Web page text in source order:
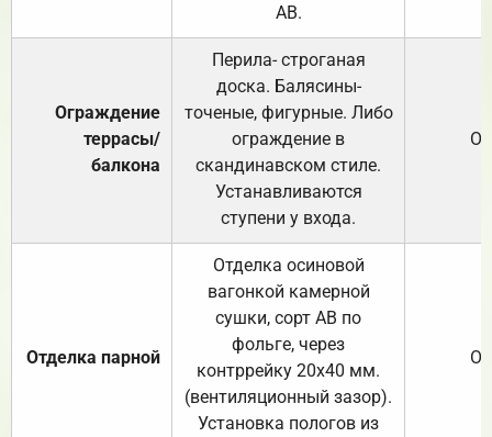
АВ.
Ограждение
террасы/
балкона
Перила- строганая
доска. Балясины-
точеные, фигурные. Либо
ограждение в
скандинавском стиле.
Устанавливаются
ступени у входа.
Отделка парной
Отделка осиновой
вагонкой камерной
сушки, сорт АВ по
фольге, через
контррейку 20х40 мм.
(вентиляционный зазор).
Установка пологов из